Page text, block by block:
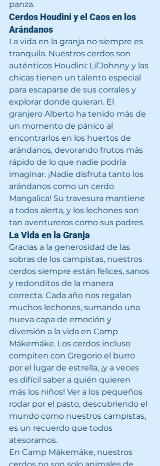
panza.
Cerdos Houdini y el Caos en los
Arándanos
La vida en la granja no siempre es
tranquila. Nuestros cerdos son
auténticos Houdini: Lil’Johnny y las
chicas tienen un talento especial
para escaparse de sus corrales y
explorar donde quieran. El
granjero Alberto ha tenido más de
un momento de pánico al
encontrarlos en los huertos de
arándanos, devorando frutos más
rápido de lo que nadie podría
imaginar. ¡Nadie disfruta tanto los
arándanos como un cerdo
Mangalica! Su travesura mantiene
a todos alerta, y los lechones son
tan aventureros como sus padres.
La Vida en la Granja
Gracias a la generosidad de las
sobras de los campistas, nuestros
cerdos siempre están felices, sanos
y redonditos de la manera
correcta. Cada año nos regalan
muchos lechones, sumando una
nueva capa de emoción y
diversión a la vida en Camp
Mákemáke. Los cerdos incluso
compiten con Gregorio el burro
por el lugar de estrella, ¡y a veces
es difícil saber a quién quieren
más los niños! Ver a los pequeños
rodar por el pasto, descubriendo el
mundo como nuestros campistas,
es un recuerdo que todos
atesoramos.
En Camp Mákemáke, nuestros